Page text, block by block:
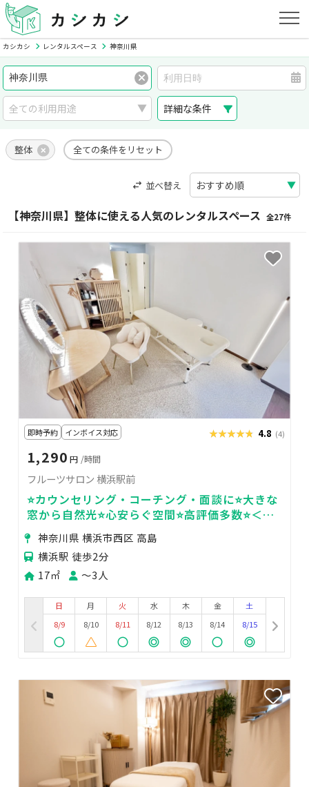
カシカシ レンタルスペース 神奈川県
詳細な条件
整体 全ての条件をリセット
並べ替え
【神奈川県】整体に使える人気のレンタルスペース 全27件
即時予約 インボイス対応 ★★★★★
★★★★★ 4.8 (4)
1,290 円 /時間
フルーツサロン 横浜駅前
⭐️カウンセリング・コーチング・面談に⭐️大きな
窓から自然光⭐️心安らぐ空間⭐️高評価多数⭐️＜フ
ルーツサロン🍋＞
神奈川県 横浜市西区 高島
横浜駅 徒歩2分
17㎡
〜3人
日
8/9
月
8/10
火
8/11
水
8/12
木
8/13
金
8/14
土
8/15